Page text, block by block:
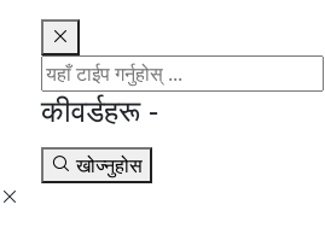
कीवर्डहरू -
खोज्नुहोस